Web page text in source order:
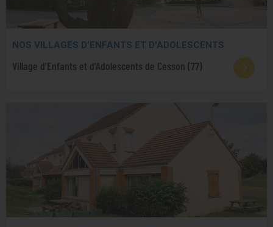
NOS VILLAGES D’ENFANTS ET D'ADOLESCENTS
Village d’Enfants et d’Adolescents de Cesson (77)